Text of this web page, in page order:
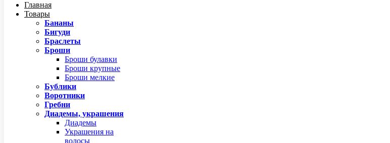
Главная
Товары
Бананы
Бигуди
Браслеты
Броши
Броши булавки
Броши крупные
Броши мелкие
Бублики
Воротники
Гребни
Диадемы, украшения
Диадемы
Украшения на
волосы